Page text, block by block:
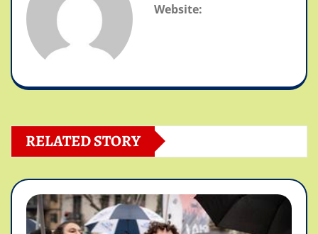
Website:
RELATED STORY